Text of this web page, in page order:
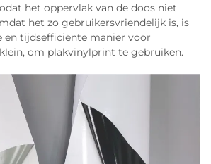
het oppervlak van de doos niet
het zo gebruikersvriendelijk is, is
en tijdsefficiënte manier voor
om plakvinylprint te gebruiken.